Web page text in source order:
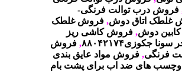
فروش درب توالت فرنگی-
غلطک اتاق دوش,فروش غلطک
دوش, فروش کاشی ریز
سونا جکوزی۸۸۰۴۲۱۷۴,فروش
فرنگی,فروش مواد عایق بندی
وچسب های ضد اب برای پشت بام